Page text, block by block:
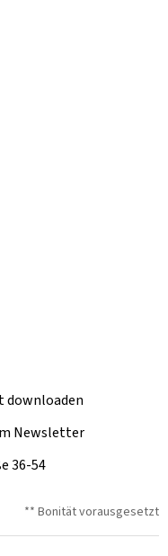
downloaden
Newsletter
36-54
** Bonität vorausgesetzt